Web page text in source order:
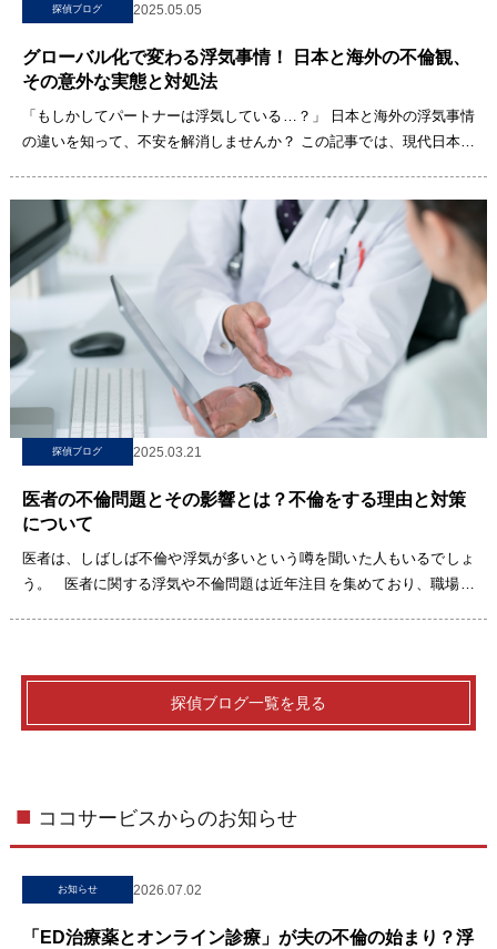
2025.05.05
探偵ブログ
グローバル化で変わる浮気事情！ 日本と海外の不倫観、
その意外な実態と対処法
「もしかしてパートナーは浮気している…？」 日本と海外の浮気事情
の違いを知って、不安を解消しませんか？ この記事では、現代日本の
2025.03.21
探偵ブログ
医者の不倫問題とその影響とは？不倫をする理由と対策
について
医者は、しばしば不倫や浮気が多いという噂を聞いた人もいるでしょ
う。 医者に関する浮気や不倫問題は近年注目を集めており、職場に
探偵ブログ一覧を見る
ココサービスからのお知らせ
2026.07.02
お知らせ
「ED治療薬とオンライン診療」が夫の不倫の始まり？浮